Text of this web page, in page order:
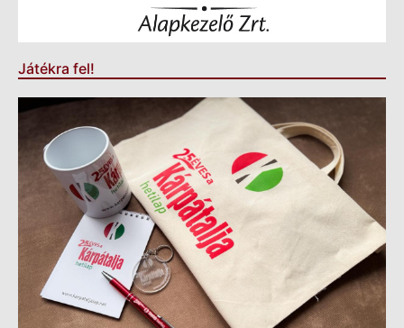
Játékra fel!